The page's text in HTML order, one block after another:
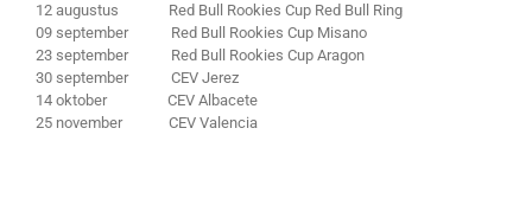
12 augustus Red Bull Rookies Cup Red Bull Ring
09 september Red Bull Rookies Cup Misano
23 september Red Bull Rookies Cup Aragon
30 september CEV Jerez
14 oktober CEV Albacete
25 november CEV Valencia